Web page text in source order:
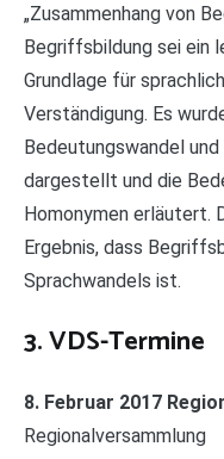
„Zusammenhang von
Begriffsbildung sei ein
Grundlage für
Verständigung. Es
Bedeutungswandel
dargestellt und die
Homonymen erläutert.
Ergebnis, dass
Sprachwandels ist.
3. VDS-Termine
8. Februar 2017
Regionalversammlung